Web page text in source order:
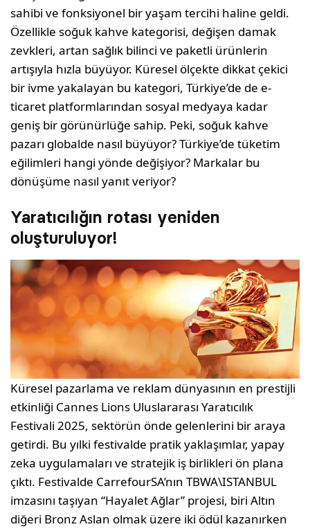
sahibi ve fonksiyonel bir yaşam tercihi haline geldi.
Özellikle soğuk kahve kategorisi, değişen damak
zevkleri, artan sağlık bilinci ve paketli ürünlerin
artışıyla hızla büyüyor. Küresel ölçekte dikkat çekici
bir ivme yakalayan bu kategori, Türkiye’de de e-
ticaret platformlarından sosyal medyaya kadar
geniş bir görünürlüğe sahip. Peki, soğuk kahve
pazarı globalde nasıl büyüyor? Türkiye’de tüketim
eğilimleri hangi yönde değişiyor? Markalar bu
dönüşüme nasıl yanıt veriyor?
Yaratıcılığın rotası yeniden
oluşturuluyor!
Küresel pazarlama ve reklam dünyasının en prestijli
etkinliği Cannes Lions Uluslararası Yaratıcılık
Festivali 2025, sektörün önde gelenlerini bir araya
getirdi. Bu yılki festivalde pratik yaklaşımlar, yapay
zeka uygulamaları ve stratejik iş birlikleri ön plana
çıktı. Festivalde CarrefourSA’nın TBWA\ISTANBUL
imzasını taşıyan “Hayalet Ağlar” projesi, biri Altın
diğeri Bronz Aslan olmak üzere iki ödül kazanırken